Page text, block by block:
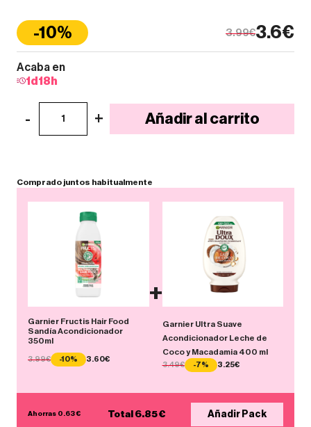
3.6€
-10% 3.99€
Acaba en
1 d 18 h
- 1 + Añadir al carrito
Comprado juntos habitualmente
Garnier Fructis Hair Food
Sandía Acondicionador
350ml
3.99€ -10% 3.60€
+
Garnier Ultra Suave
Acondicionador Leche de
Coco y Macadamia 400 ml
3.49€ -7% 3.25€
Ahorras 0.63 € Total 6.85 € Añadir Pack